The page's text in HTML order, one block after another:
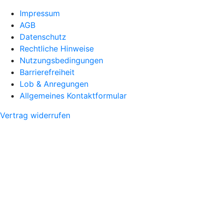
Impressum
AGB
Datenschutz
Rechtliche Hinweise
Nutzungsbedingungen
Barrierefreiheit
Lob & Anregungen
Allgemeines Kontaktformular
Vertrag widerrufen